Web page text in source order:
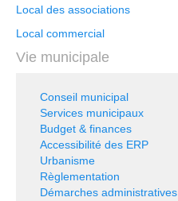
Local des associations
Local commercial
Vie municipale
Conseil municipal
Services municipaux
Budget & finances
Accessibilité des ERP
Urbanisme
Règlementation
Démarches administratives